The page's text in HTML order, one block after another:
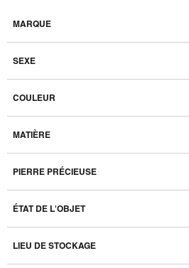
MARQUE
SEXE
COULEUR
MATIÈRE
PIERRE PRÉCIEUSE
ÉTAT DE L'OBJET
LIEU DE STOCKAGE